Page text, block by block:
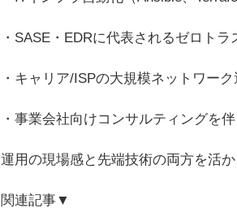
・SASE・EDRに代表されるゼロト
・キャリア/ISPの大規模ネットワー
・事業会社向けコンサルティングを
運用の現場感と先端技術の両方を活
関連記事▼